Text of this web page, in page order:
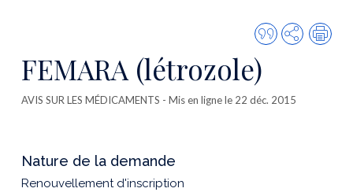
Citer
cette
Partager
FEMARA (létrozole)
AVIS SUR LES MÉDICAMENTS - Mis en ligne le 22 déc. 2015
Nature de la demande
Renouvellement d'inscription